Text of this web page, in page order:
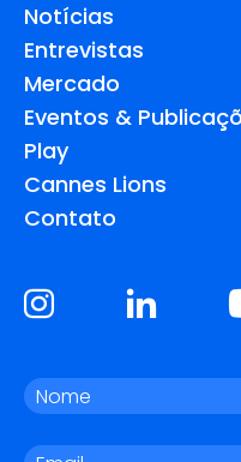
Notícias
Entrevistas
Mercado
Eventos &
Play
Cannes Lions
Contato